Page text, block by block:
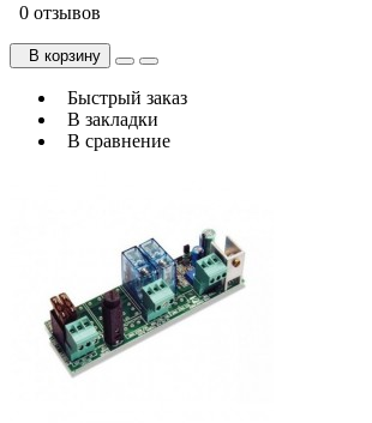
0 отзывов
В корзину
Быстрый заказ
В закладки
В сравнение